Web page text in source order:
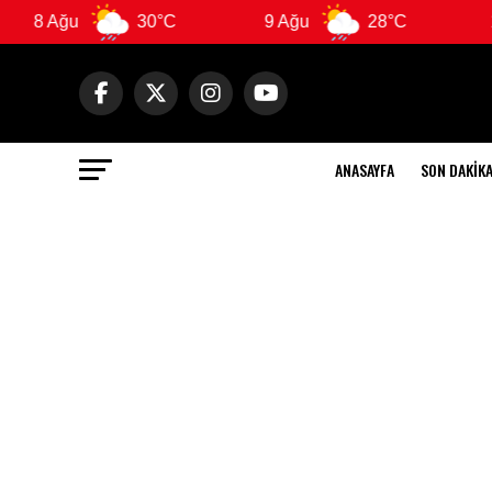
8 Ağu 30°C 9 Ağu 28°C 10
ANASAYFA SON DAKIKA